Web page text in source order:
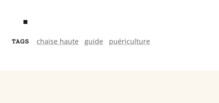
TAGS chaise haute guide puériculture